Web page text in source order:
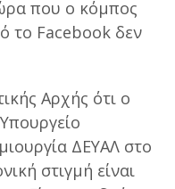
που ο κόμπος
το Facebook δεν
Αρχής ότι ο
ΔΕΥΑΛ στο
στιγμή είναι